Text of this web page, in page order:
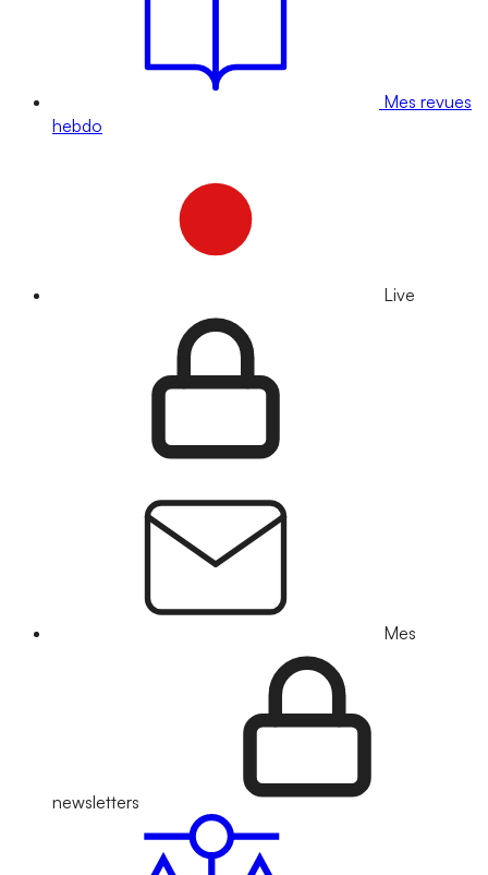
Mes revues
hebdo
Live
Mes
newsletters